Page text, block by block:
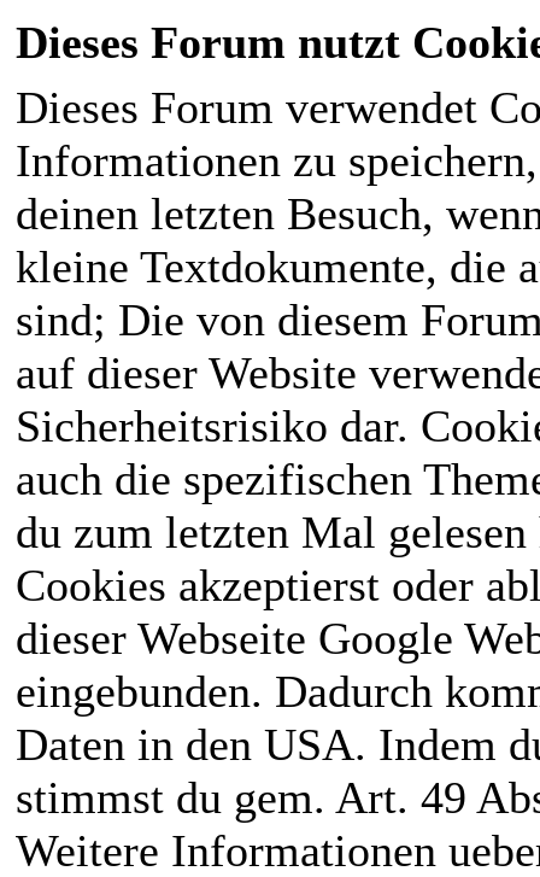
Dieses Forum nutzt
Dieses Forum verwendet
Informationen zu
deinen letzten Besuch,
kleine Textdokumente, die
sind; Die von diesem
auf dieser Website
Sicherheitsrisiko dar.
auch die spezifischen
du zum letzten Mal
Cookies akzeptierst oder
dieser Webseite Google
eingebunden. Dadurch
Daten in den USA. Indem
stimmst du gem. Art. 49
Weitere Informationen